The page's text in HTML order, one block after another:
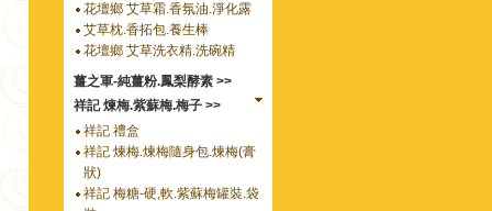
花壇鄉 艾草霜.香氛油.淨化露
艾草枕.香拓包.養生棒
花壇鄉 艾草洗衣精.洗碗精
薑之軍-純薑粉.鳳梨酵素 >>
祥記 煉梅.紫蘇梅.梅子 >>
祥記 禮盒
祥記 煉梅.煉梅隨身包.煉梅(膏
狀)
祥記 梅糖-硬,軟.紫蘇梅罐裝.袋